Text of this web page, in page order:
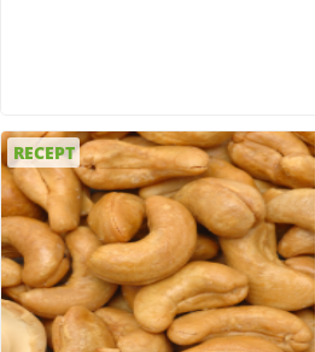
RECEPT